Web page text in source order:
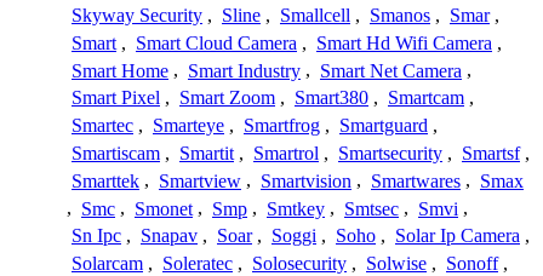
Skyway Security , Sline , Smallcell , Smanos , Smar ,
Smart , Smart Cloud Camera , Smart Hd Wifi Camera ,
Smart Home , Smart Industry , Smart Net Camera ,
Smart Pixel , Smart Zoom , Smart380 , Smartcam ,
Smartec , Smarteye , Smartfrog , Smartguard ,
Smartiscam , Smartit , Smartrol , Smartsecurity , Smartsf ,
Smarttek , Smartview , Smartvision , Smartwares , Smax
, Smc , Smonet , Smp , Smtkey , Smtsec , Smvi ,
Sn Ipc , Snapav , Soar , Soggi , Soho , Solar Ip Camera ,
Solarcam , Soleratec , Solosecurity , Solwise , Sonoff ,